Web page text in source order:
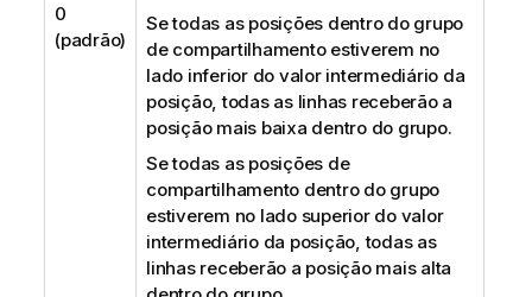
0
(padrão)
Se todas as posições dentro do grupo
de compartilhamento estiverem no
lado inferior do valor intermediário da
posição, todas as linhas receberão a
posição mais baixa dentro do grupo.
Se todas as posições de
compartilhamento dentro do grupo
estiverem no lado superior do valor
intermediário da posição, todas as
linhas receberão a posição mais alta